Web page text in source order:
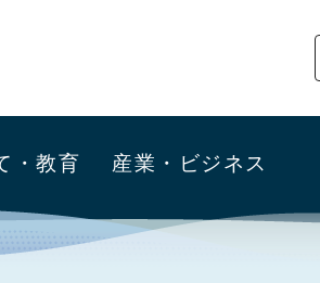
・教育 産業・ビジネス